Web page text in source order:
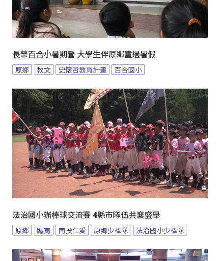
長榮百合小暑期營 大學生伴原鄉童過暑假
原鄉 教文 史懷哲教育計畫 百合國小
法治國小辦棒球交流賽 4縣市隊伍共襄盛舉
原鄉 體育 南投仁愛 原鄉少棒隊 法治國小少棒隊